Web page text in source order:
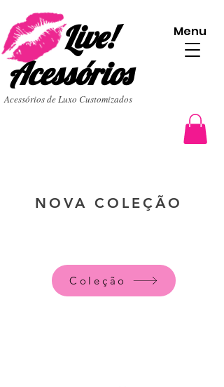
Live!
Acessórios
Acessórios de Luxo Customizados
NOVA COLEÇÃO
Menu
Coleção